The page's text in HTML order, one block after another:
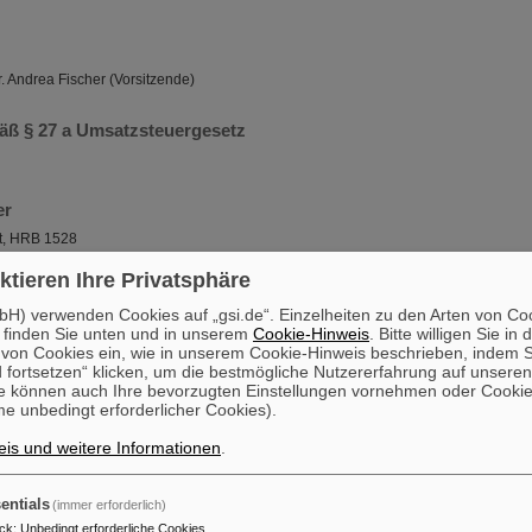
Andrea Fischer (Vorsitzende)
§ 27 a Umsatzsteuergesetz
HRB 1528
für Schwerionenforschung GmbH verfolgt gemeinnützige Zwecke. Die
friedliche Zwecke. Die Ergebnisse der bei GSI durchgeführten
oder der Allgemeinheit auf andere Weise zugänglich gemacht.
Unternehmenssprache
diversitätssensible Verwendung von Sprache und Bildmaterial sind wesentlich
zu schärfen. Sich gegen geschlechtsbezogene Diskriminierung
Sichtbarkeit der Geschlechter in der Sprache einzustehen. Entsprechend
Unternehmenssprache gemäß unserer hausinternen
Ihre Privatsphäre
verwenden Cookies auf „gsi.de“. Einzelheiten zu den Arten von
Sie unten und in unserem Cookie-Hinweis . Bitte willigen Sie in
Cookies ein, wie in unserem Cookie-Hinweis beschrieben, indem
fortsetzen“ klicken, um die bestmögliche Nutzererfahrung auf
können auch Ihre bevorzugten Einstellungen vornehmen oder
unbedingt erforderlicher Cookies).
und weitere Informationen
(immer erforderlich)
: Unbedingt erforderliche Cookies